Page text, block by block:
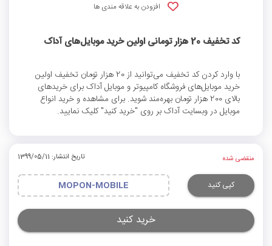
افزودن به علاقه مندی ها
کد تخفیف 20 هزار تومانی اولین خرید موبایل‌های آداک
با وارد کردن کد تخفیف می‌توانید از 20 هزار تومان تخفیف اولین
خرید موبایل‌های فروشگاه کامپیوتر و موبایل آداک برای خریدهای
بالای 200 هزار تومان بهره‌مند شوید. برای مشاهده و خرید انواع
موبایل در وبسایت آداک بر روی "خرید کنید" کلیک نمایید.
منقضی شده تاریخ انتشار: 1399/05/11
کپی کنید MOPON-MOBILE
خرید کنید